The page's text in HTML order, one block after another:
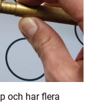
och har flera